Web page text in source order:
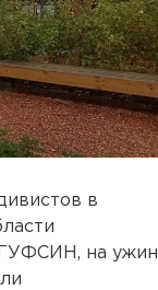
в
на ужин